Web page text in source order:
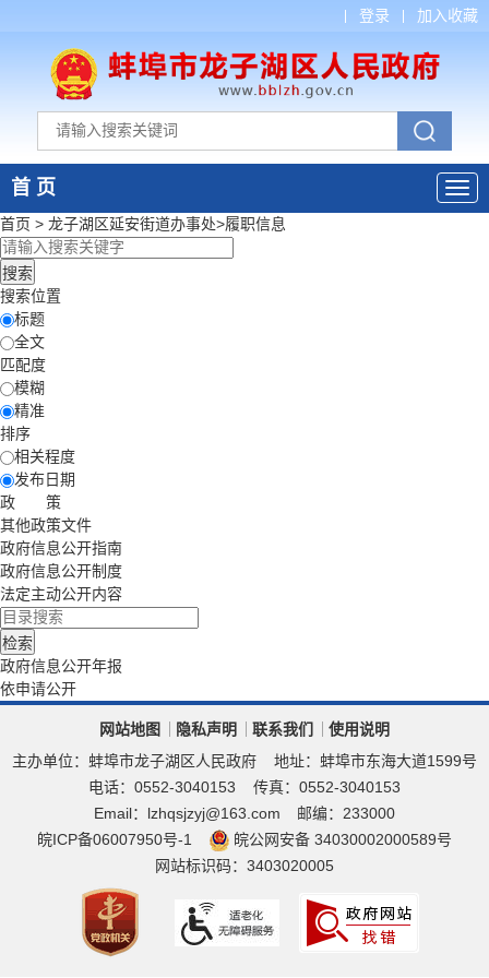
登录 加入收藏
首 页
首页 > 龙子湖区延安街道办事处>履职信息
搜索位置
标题
全文
匹配度
模糊
精准
排序
相关程度
发布日期
政 策
其他政策文件
政府信息公开指南
政府信息公开制度
法定主动公开内容
政府信息公开年报
依申请公开
网站地图 隐私声明 联系我们
使用说明
主办单位：蚌埠市龙子湖区人民政府
地址：蚌埠市东海大道1599号
电话：0552-3040153
传真：0552-3040153
Email：lzhqsjzyj@163.com
邮编：233000
皖ICP备06007950号-1
皖公网安备 34030002000589号
网站标识码：3403020005